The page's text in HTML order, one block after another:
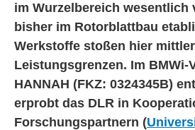
im Wurzelbereich wesentlich
bisher im Rotorblattbau
Werkstoffe stoßen hier
Leistungsgrenzen. Im BMWi-
HANNAH (FKZ: 0324345B)
erprobt das DLR in
Forschungspartnern (